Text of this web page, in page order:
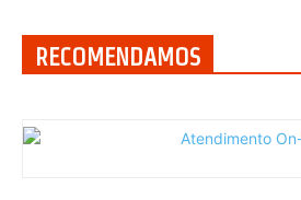
RECOMENDAMOS